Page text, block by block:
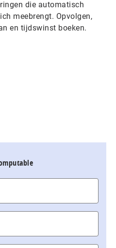
die automatisch
meebrengt. Opvolgen,
en tijdswinst boeken.